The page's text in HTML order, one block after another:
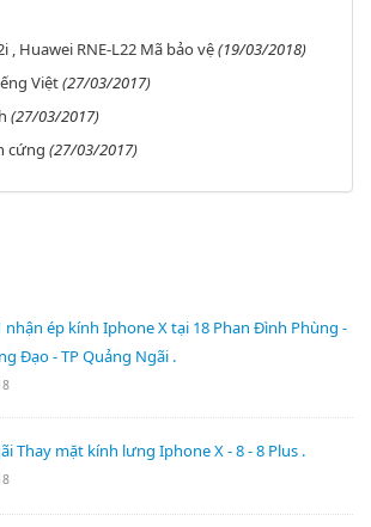
, Huawei RNE-L22 Mã bảo vệ(19/03/2018)
Việt(27/03/2017)
(27/03/2017)
cứng (27/03/2017)
nhận ép kính Iphone X tại 18 Phan Đình Phùng -
Đạo - TP Quảng Ngãi .
Thay mặt kính lưng Iphone X - 8 - 8 Plus .